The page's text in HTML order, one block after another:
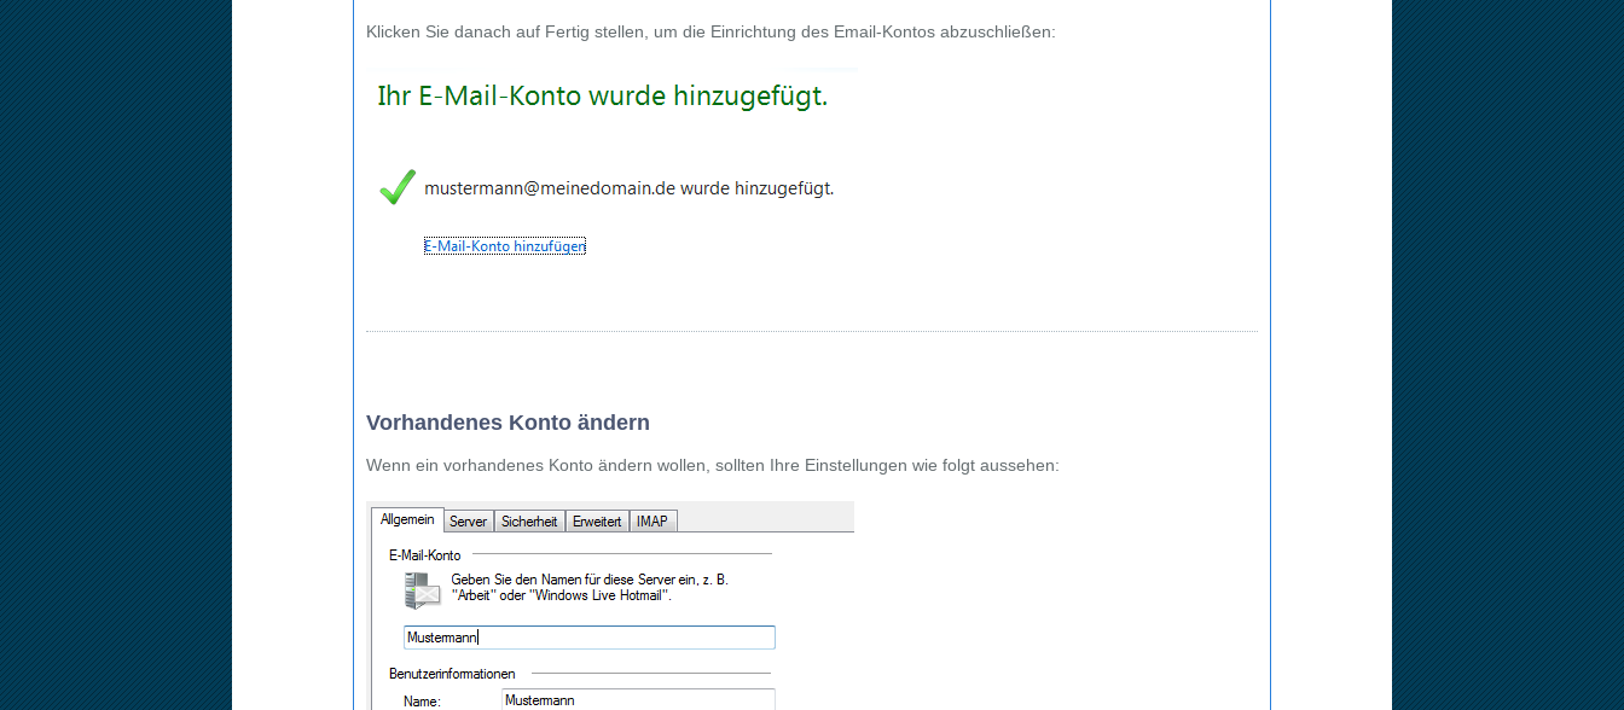
Klicken Sie danach auf Fertig stellen , um die Einrichtung des Email-Kontos abzuschließen:
Vorhandenes Konto ändern
Wenn ein vorhandenes Konto ändern wollen, sollten Ihre Einstellungen wie folgt aussehen: